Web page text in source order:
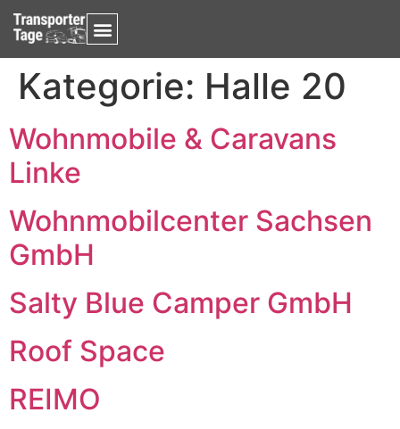
Kategorie: Halle 20
Wohnmobile & Caravans
Linke
Wohnmobilcenter Sachsen
GmbH
Salty Blue Camper GmbH
Roof Space
REIMO